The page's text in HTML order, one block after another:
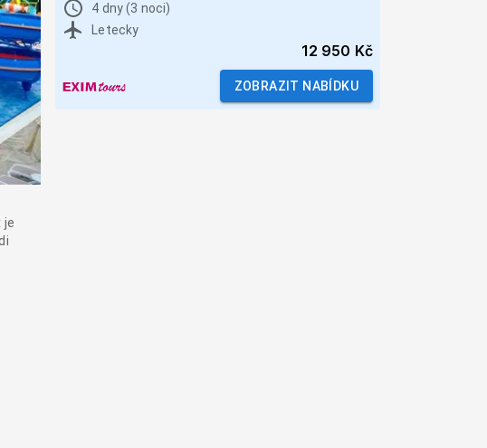
je
4 dny (3 noci)
Letecky
12 950 Kč
ZOBRAZIT NABÍDKU